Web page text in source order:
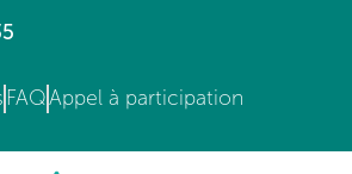
FAQAppel à participation